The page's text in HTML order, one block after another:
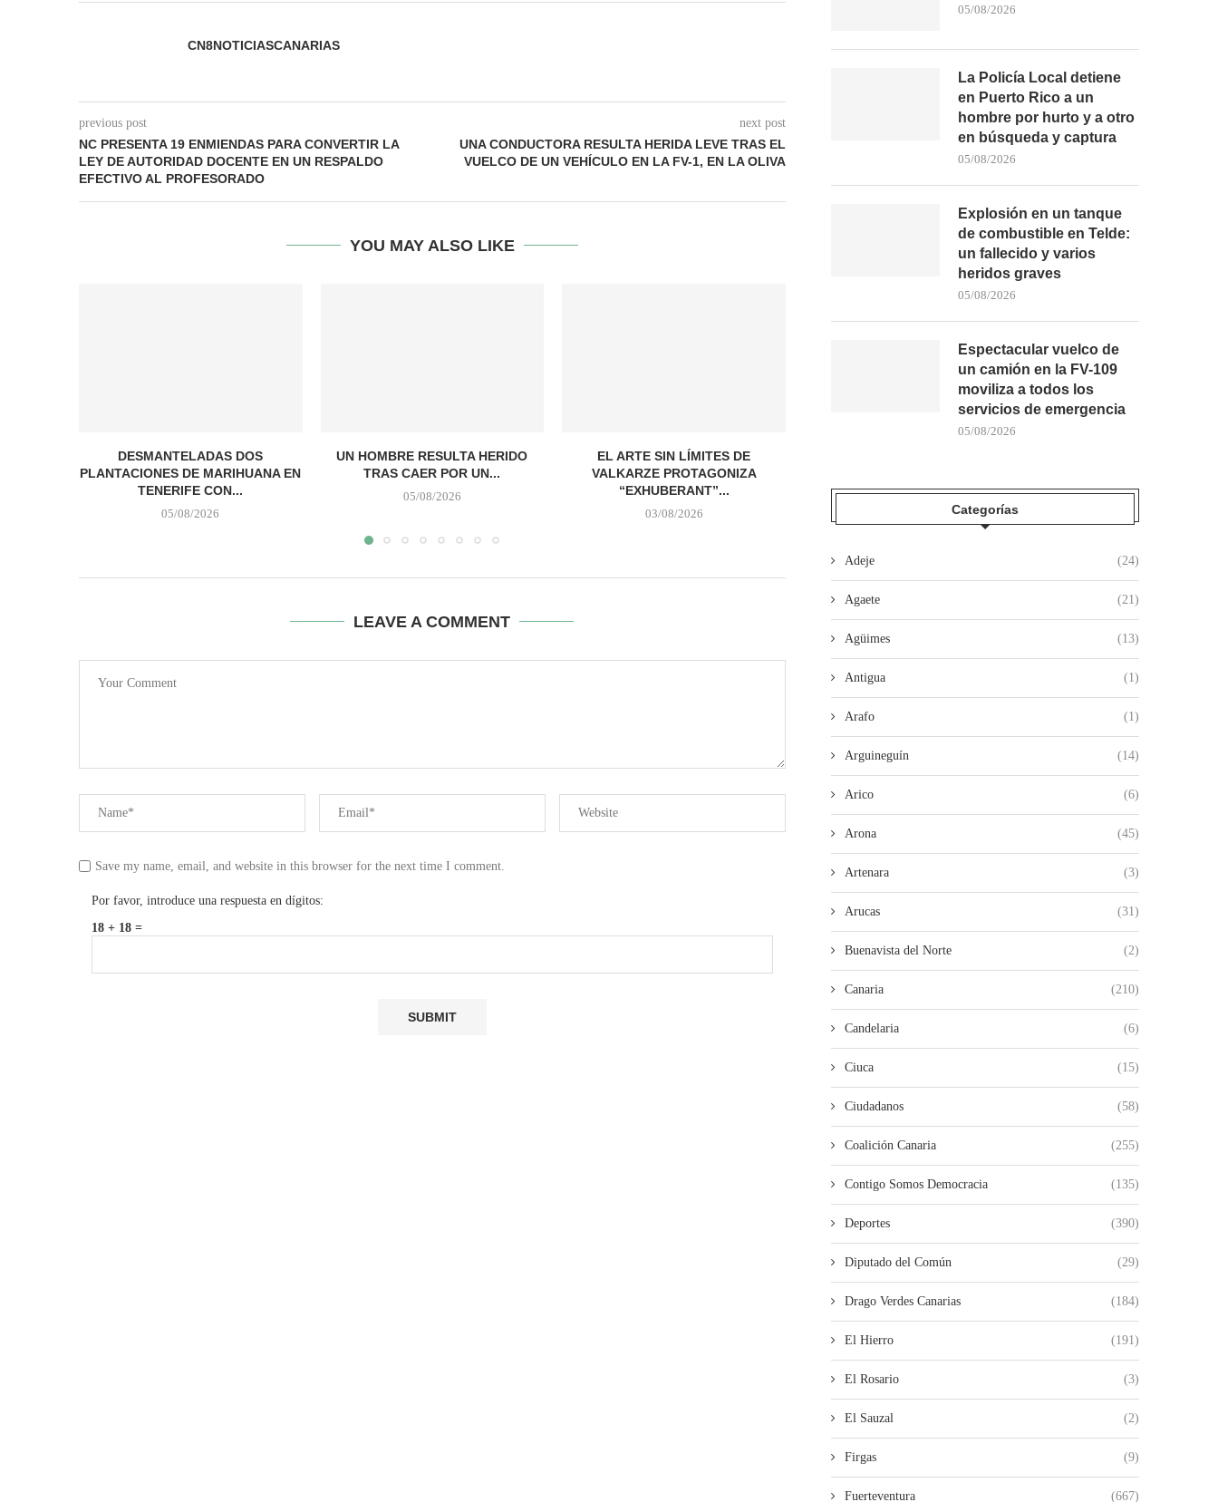
CN8NOTICIASCANARIAS
previous post
NC PRESENTA 19 ENMIENDAS PARA CONVERTIR LA
LEY DE AUTORIDAD DOCENTE EN UN RESPALDO
EFECTIVO AL PROFESORADO
next post
UNA CONDUCTORA RESULTA HERIDA LEVE TRAS EL
VUELCO DE UN VEHÍCULO EN LA FV-1, EN LA OLIVA
YOU MAY ALSO LIKE
DESMANTELADAS DOS
PLANTACIONES DE MARIHUANA EN
TENERIFE CON...
05/08/2026
UN HOMBRE RESULTA HERIDO
TRAS CAER POR UN...
05/08/2026
EL ARTE SIN LÍMITES DE
VALKARZE PROTAGONIZA
“EXHUBERANT”...
03/08/2026
30/07/2026 28/07/2026
LEAVE A COMMENT
Save my name, email, and website in this browser for the next time I comment.
Por favor, introduce una respuesta en dígitos:
18 + 18 =
05/08/2026
La Policía Local detiene
en Puerto Rico a un
hombre por hurto y a otro
en búsqueda y captura
05/08/2026
Explosión en un tanque
de combustible en Telde:
un fallecido y varios
heridos graves
05/08/2026
Espectacular vuelco de
un camión en la FV-109
moviliza a todos los
servicios de emergencia
05/08/2026
Categorías
Adeje (24)
Agaete (21)
Agüimes (13)
Antigua (1)
Arafo (1)
Arguineguín (14)
Arico (6)
Arona (45)
Artenara (3)
Arucas (31)
Buenavista del Norte (2)
Canaria (210)
Candelaria (6)
Ciuca (15)
Ciudadanos (58)
Coalición Canaria (255)
Contigo Somos Democracia (135)
Deportes (390)
Diputado del Común (29)
Drago Verdes Canarias (184)
El Hierro (191)
El Rosario (3)
El Sauzal (2)
Firgas (9)
Fuerteventura (667)